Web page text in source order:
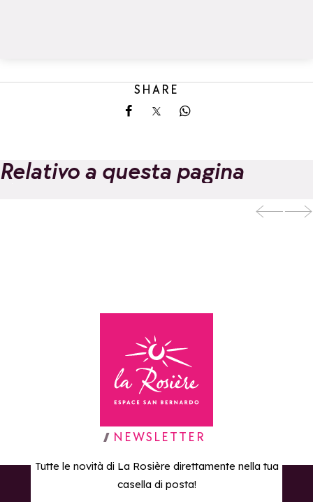
SHARE
Share on Facebook
Share on X
Share on Whatsapp
Relativo a questa pagina
Torna alla home page
NEWSLETTER
Tutte le novità di La Rosière direttamente nella tua
casella di posta!